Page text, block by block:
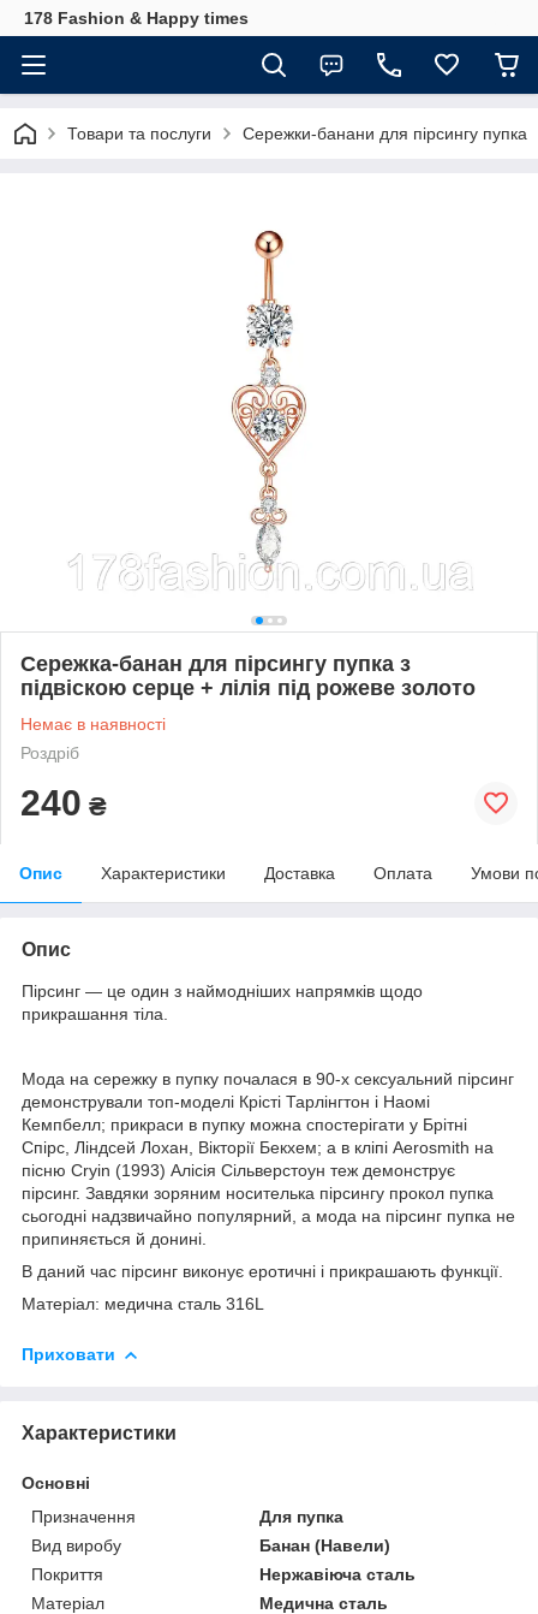
178 Fashion & Happy times
Товари та послуги Сережки-банани для пірсингу пупка
Сережка-банан для пірсингу пупка з
підвіскою серце + лілія під рожеве золото
Немає в наявності
Роздріб
240 ₴
Опис Характеристики Доставка Оплата Умови
Опис
Пірсинг — це один з наймодніших напрямків щодо
прикрашання тіла.
Мода на сережку в пупку почалася в 90-х сексуальний пірсинг
демонстрували топ-моделі Крісті Тарлінгтон і Наомі
Кемпбелл; прикраси в пупку можна спостерігати у Брітні
Спірс, Ліндсей Лохан, Вікторії Бекхем; а в кліпі Aerosmith на
пісню Cryin (1993) Алісія Сільверстоун теж демонструє
пірсинг. Завдяки зоряним носителька пірсингу прокол пупка
сьогодні надзвичайно популярний, а мода на пірсинг пупка не
припиняється й донині.
В даний час пірсинг виконує еротичні і прикрашають функції.
Матеріал: медична сталь 316L
Приховати
Характеристики
Основні
Призначення
Для пупка
Вид виробу
Банан (Навели)
Покриття
Нержавіюча сталь
Матеріал
Медична сталь